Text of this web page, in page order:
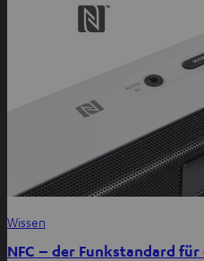
Wissen
NFC – der Funkstandard